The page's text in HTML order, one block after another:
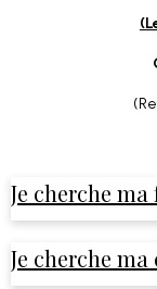
Je cherche ma
Je cherche ma